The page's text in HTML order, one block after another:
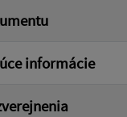
informácie